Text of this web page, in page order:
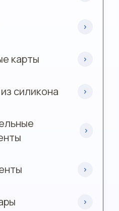
карты
силикона